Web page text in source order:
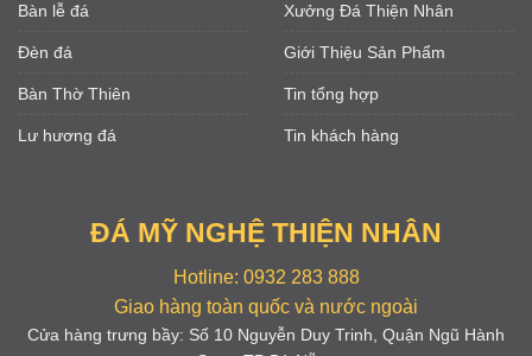
Bàn lễ đá
Đèn đá
Bàn Thờ Thiên
Lư hương đá
Xưởng Đá Thiện Nhân
Giới Thiệu Sản Phẩm
Tin tổng hợp
Tin khách hàng
ĐÁ MỸ NGHỆ THIỆN NHÂN
Hotline: 0932 283 888
Giao hàng toàn quốc và nước ngoài
Cửa hàng trưng bầy: Số 10 Nguyễn Duy Trinh, Quận Ngũ Hành